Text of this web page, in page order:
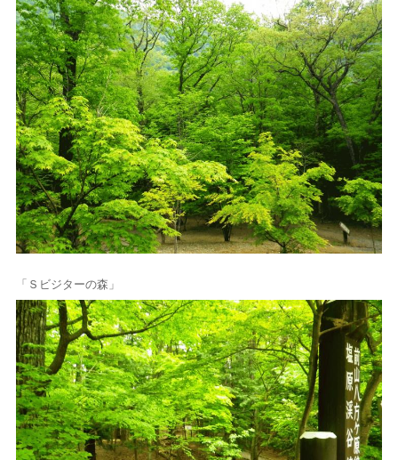
「Ｓビジターの森」